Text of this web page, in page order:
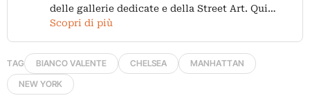
delle gallerie dedicate e della Street Art. Qui…
Scopri di più
TAG BIANCO VALENTE CHELSEA
MANHATTAN
NEW YORK